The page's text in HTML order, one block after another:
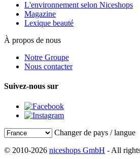
L'environnement selon Niceshops
Magazine
Lexique beauté
À propos de nous
Notre Groupe
Nous contacter
Suivez-nous sur
Changer de pays / langue
© 2010-2026 niceshops GmbH - All